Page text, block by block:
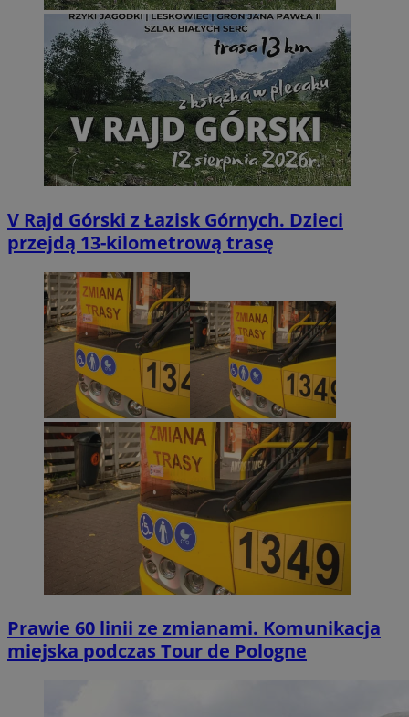
V Rajd Górski z Łazisk Górnych. Dzieci
przejdą 13-kilometrową trasę
Prawie 60 linii ze zmianami. Komunikacja
miejska podczas Tour de Pologne